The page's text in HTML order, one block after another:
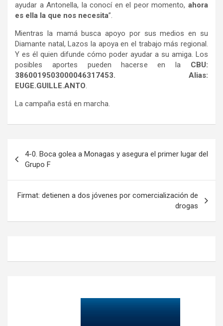
ayudar a Antonella, la conocí en el peor momento, ahora
es ella la que nos necesita”.
Mientras la mamá busca apoyo por sus medios en su
Diamante natal, Lazos la apoya en el trabajo más regional.
Y es él quien difunde cómo poder ayudar a su amiga. Los
posibles aportes pueden hacerse en la CBU:
3860019503000046317453. Alias:
EUGE.GUILLE.ANTO.
La campaña está en marcha.
de
entradas
4-0. Boca golea a Monagas y asegura el primer lugar del
Grupo F
Firmat: detienen a dos jóvenes por comercialización de
drogas